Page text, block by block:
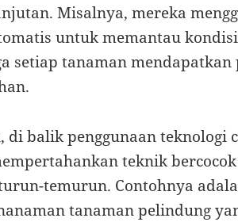
Misalnya, mereka
untuk memantau
setiap tanaman
di balik penggunaan teknologi
teknik
temurun. Contohnya
tanaman pelindung